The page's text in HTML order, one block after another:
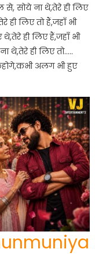
सोये ना थे,तेरे ही लिए
ही लिए तो हैं,जहाँ भी
ही लिए हैं,जहाँ भी
थे,तेरे ही लिए तो…..
अलग भी हुए